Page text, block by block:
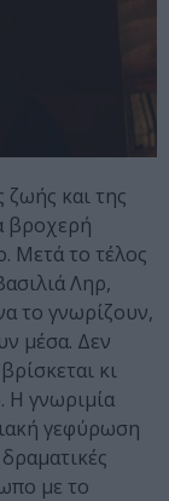
ζωής και της
βροχερή
Μετά το τέλος
Ληρ,
το γνωρίζουν,
μέσα. Δεν
κι
Η γνωριμία
γεφύρωση
με το